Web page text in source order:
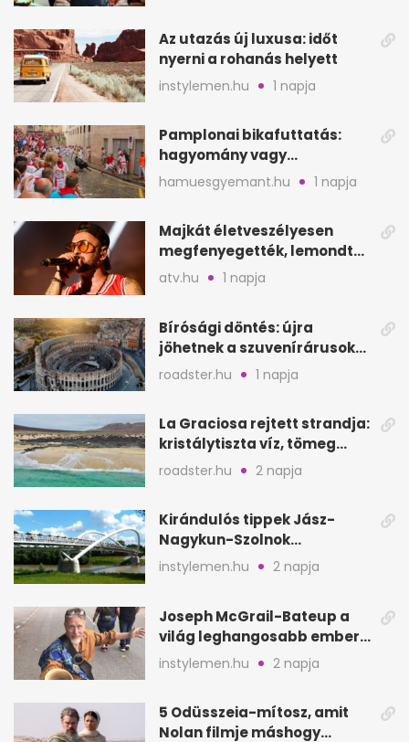
Az utazás új luxusa: időt
nyerni a rohanás helyett
instylemen.hu 1 napja
Pamplonai bikafuttatás:
hagyomány vagy
értelmetlen vérontás?
hamuesgyemant.hu 1 napja
Majkát életveszélyesen
megfenyegették, lemondta
a sepsiszentgyörgyi
atv.hu 1 napja
Bírósági döntés: újra
jöhetnek a szuvenírárusok
Európa ikonikus helyére
roadster.hu 1 napja
La Graciosa rejtett strandja:
kristálytiszta víz, tömeg
nélkül
roadster.hu 2 napja
Kirándulós tippek Jász-
Nagykun-Szolnok
megyében: 6 kihagyhatatlan
hely
instylemen.hu 2 napja
Joseph McGrail-Bateup a
világ leghangosabb embere
lett Ausztráliából
instylemen.hu 2 napja
5 Odüsszeia-mítosz, amit
Nolan filmje máshogy